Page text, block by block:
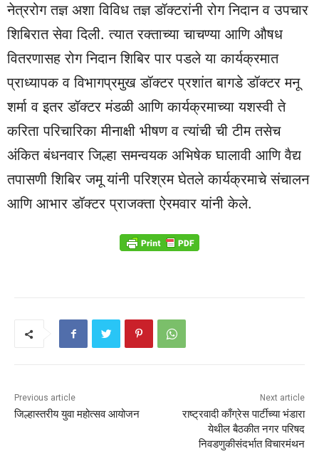
नेत्ररोग तज्ञ अशा विविध तज्ञ डॉक्टरांनी रोग निदान व उपचार
शिबिरात सेवा दिली. त्यात रक्ताच्या चाचण्या आणि औषध
वितरणासह रोग निदान शिबिर पार पडले या कार्यक्रमात
प्राध्यापक व विभागप्रमुख डॉक्टर प्रशांत बागडे डॉक्टर मनू
शर्मा व इतर डॉक्टर मंडळी आणि कार्यक्रमाच्या यशस्वी ते
करिता परिचारिका मीनाक्षी भीषण व त्यांची ची टीम तसेच
अंकित बंधनवार जिल्हा समन्वयक अभिषेक घालावी आणि वैद्य
तपासणी शिबिर जमू यांनी परिश्रम घेतले कार्यक्रमाचे संचालन
आणि आभार डॉक्टर प्राजक्ता ऐरमवार यांनी केले.
Previous article
जिल्हास्तरीय युवा महोत्सव आयोजन
Next article
राष्ट्रवादी काँग्रेस पार्टीच्या भंडारा
येथील बैठकीत नगर परिषद
निवडणुकीसंदर्भात विचारमंथन